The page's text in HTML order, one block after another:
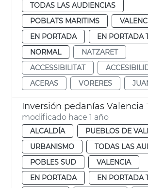
TODAS LAS AUDIENCIAS
POBLATS MARITIMS
EN PORTADA
EN PORTADA
NORMAL
NATZARET
ACCESSIBILITAT
ACERAS
VORERES
modificado hace 1 año
ALCALDÍA
PUEBLOS DE
URBANISMO
TODAS LAS
POBLES SUD
VALENCIA
EN PORTADA
EN PORTADA